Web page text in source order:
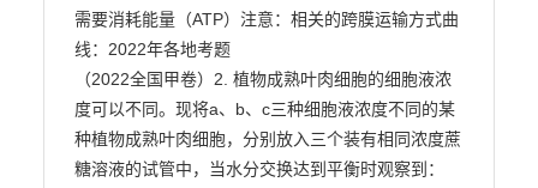
需要消耗能量（ATP）注意：相关的跨膜运输方式曲
线：2022年各地考题
（2022全国甲卷）2. 植物成熟叶肉细胞的细胞液浓
度可以不同。现将a、b、c三种细胞液浓度不同的某
种植物成熟叶肉细胞，分别放入三个装有相同浓度蔗
糖溶液的试管中，当水分交换达到平衡时观察到：